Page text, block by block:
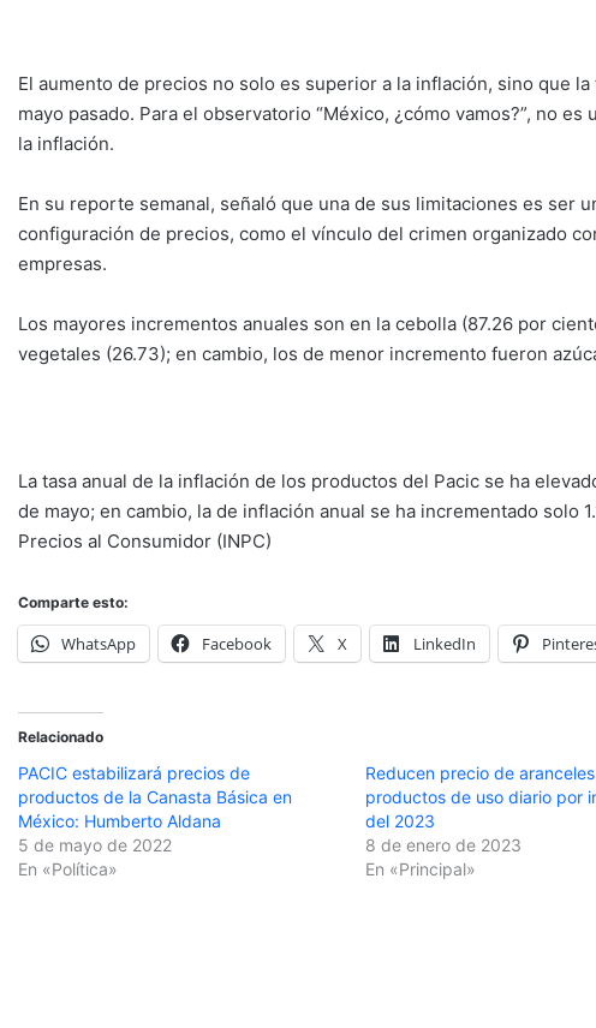
El aumento de precios no solo es superior a la inflación, sino que
mayo pasado. Para el observatorio “México, ¿cómo vamos?”, no
la inflación.
En su reporte semanal, señaló que una de sus limitaciones es ser
configuración de precios, como el vínculo del crimen organizado
empresas.
Los mayores incrementos anuales son en la cebolla (87.26 por
vegetales (26.73); en cambio, los de menor incremento fueron
La tasa anual de la inflación de los productos del Pacic se ha
de mayo; en cambio, la de inflación anual se ha incrementado solo
Precios al Consumidor (INPC)
Comparte esto:
WhatsApp Facebook X LinkedIn
Relacionado
PACIC estabilizará precios de
productos de la Canasta Básica en
México: Humberto Aldana
5 de mayo de 2022
En «Política»
Reducen precio de
productos de uso diario por
del 2023
8 de enero de 2023
En «Principal»